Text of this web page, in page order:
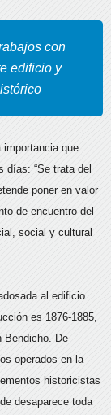
con
edificio y
que
días: “Se trata del
poner en valor
de encuentro del
social y cultural
al edificio
es 1876-1885,
Bendicho. De
operados en la
historicistas
desaparece toda